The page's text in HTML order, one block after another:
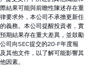
結果可能與前瞻性陳述存在重
要求外，本公司不承擔更新任
義務。本公司提醒投資者，實
期結果存在重大差異，並鼓勵
司向SEC提交的20-F年度報
其他文件，以了解可能影響其
因素。